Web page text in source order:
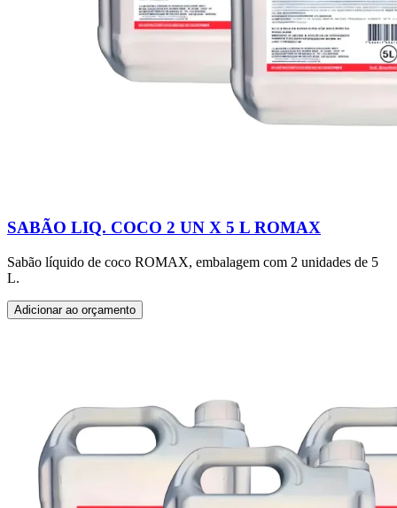
SABÃO LIQ. COCO 2 UN X 5 L ROMAX
Sabão líquido de coco ROMAX, embalagem com 2 unidades de 5
L.
Adicionar ao orçamento